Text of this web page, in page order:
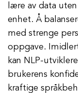
lære av data
enhet. Å
med strenge
oppgave.
kan NLP-
brukerens
kraftige